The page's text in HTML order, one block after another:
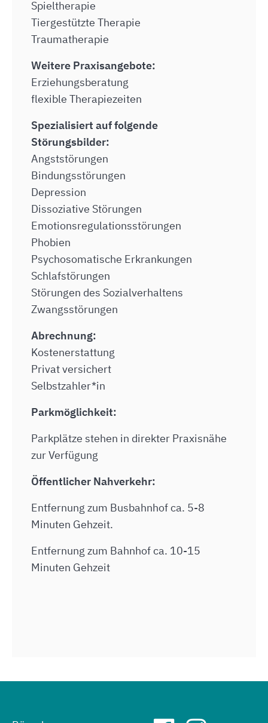
Spieltherapie
Tiergestützte Therapie
Traumatherapie
Weitere Praxisangebote:
Erziehungsberatung
flexible Therapiezeiten
Spezialisiert auf folgende
Störungsbilder:
Angststörungen
Bindungsstörungen
Depression
Dissoziative Störungen
Emotionsregulationsstörungen
Phobien
Psychosomatische Erkrankungen
Schlafstörungen
Störungen des Sozialverhaltens
Zwangsstörungen
Abrechnung:
Kostenerstattung
Privat versichert
Selbstzahler*in
Parkmöglichkeit:
Parkplätze stehen in direkter Praxisnähe
zur Verfügung
Öffentlicher Nahverkehr:
Entfernung zum Busbahnhof ca. 5-8
Minuten Gehzeit.
Entfernung zum Bahnhof ca. 10-15
Minuten Gehzeit